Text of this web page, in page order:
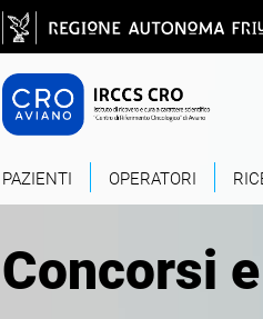
principale
PAZIENTI OPERATORI
Concorsi